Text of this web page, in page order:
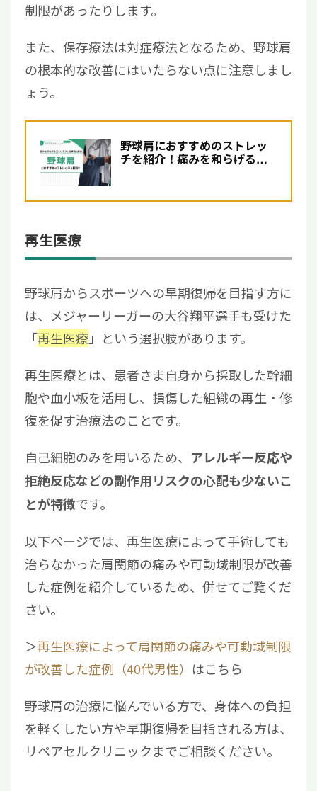
制限があったりします。
また、保存療法は対症療法となるため、野球肩
の根本的な改善にはいたらない点に注意しまし
ょう。
野球肩におすすめのストレッ
チを紹介！痛みを和らげる正
再生医療
野球肩からスポーツへの早期復帰を目指す方に
は、メジャーリーガーの⼤⾕翔平選手も受けた
「再生医療」という選択肢があります。
再生医療とは、患者さま自身から採取した幹細
胞や血小板を活用し、損傷した組織の再生・修
復を促す治療法のことです。
自己細胞のみを用いるため、 アレルギー反応や
拒絶反応などの副作用リスクの心配も少ないこ
とが特徴です。
以下ページでは、再生医療によって手術しても
治らなかった肩関節の痛みや可動域制限が改善
した症例を紹介しているため、併せてご覧くだ
さい。
＞再生医療によって肩関節の痛みや可動域制限
が改善した症例（40代男性） はこちら
野球肩の治療に悩んでいる方で、身体への負担
を軽くしたい方や早期復帰を目指される方は、
リペアセルクリニックまでご相談ください。